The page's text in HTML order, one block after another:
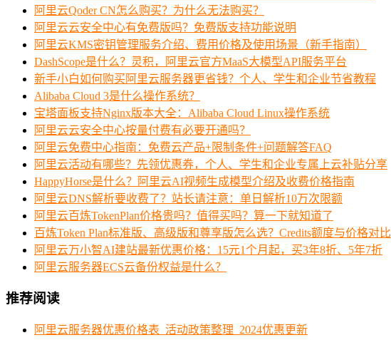
阿里云Qoder CN怎么购买？为什么无法购买？
阿里云云安全中心有免费版吗？免费版支持功能说明
阿里云KMS密钥管理服务介绍、费用价格及使用场景（新手指南）
DashScope是什么？灵积，阿里云官方MaaS大模型API服务平台
新手小白如何购买阿里云服务器更省钱？个人、学生和企业节省教程
Alibaba Cloud 3是什么操作系统？
宝塔面板支持Nginx版本大全：Alibaba Cloud Linux操作系统
阿里云云安全中心按量付费有必要开通吗？
阿里云免费中心指南：免费云产品+限制条件+问题解答FAQ
阿里云活动有哪些？先领优惠券，个人、学生和企业专属上云补贴分享
HappyHorse是什么？阿里云AI视频生成模型介绍及收费价格指南
阿里云DNS解析要收费了？站长请注意：单日解析10万次限额
阿里云百炼TokenPlan价格贵吗？值得买吗？算一下就知道了
百炼Token Plan标准版、高级版和尊享版怎么选？Credits额度与价格对比
阿里云万小智AI建站最新优惠价格：15元1个月起，买3年8折、5年7折
阿里云服务器ECS云备份权益是什么？
推荐阅读
阿里云服务器优惠价格表_活动政策整理_2024优惠更新